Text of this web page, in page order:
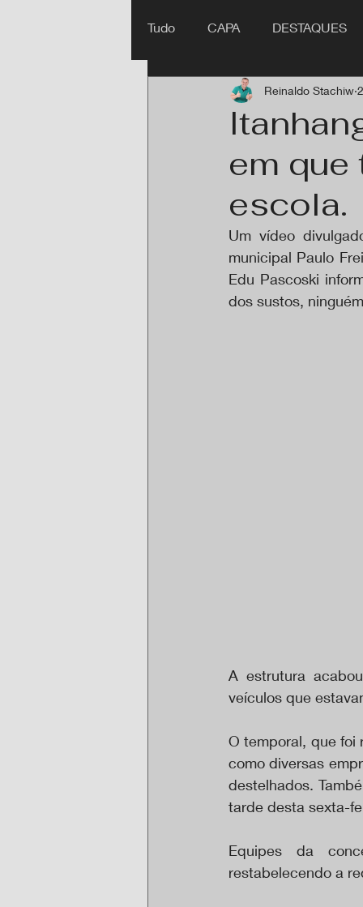
Tudo CAPA DESTAQUES
Ipiranga do Norte MT
em que
escola.
Reinaldo Stachiw
Um vídeo
municipal Paulo
Edu Pascoski
dos sustos,
A estrutura
veículos que
O temporal, que foi
como diversas
destelhados.
tarde desta sexta-
Equipes da
restabelecendo a